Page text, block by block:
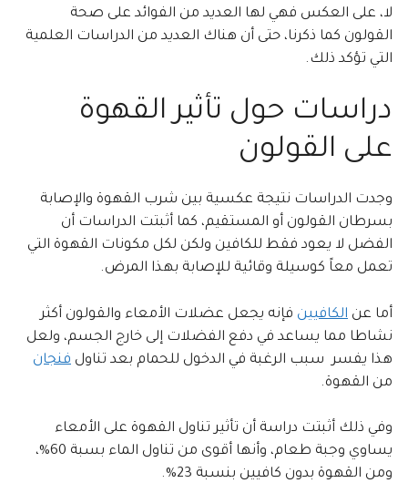
لا، على العكس فهي لها العديد من الفوائد على صحة
القولون كما ذكرنا، حتى أن هناك العديد من الدراسات العلمية
التي تؤكد ذلك.
دراسات حول تأثير القهوة
على القولون
وجدت الدراسات نتيجة عكسية بين شرب القهوة والإصابة
بسرطان القولون أو المستقيم، كما أثبتت الدراسات أن
الفضل لا يعود فقط للكافين ولكن لكل مكونات القهوة التي
تعمل معاً كوسيلة وقائية للإصابة بهذا المرض.
أما عن الكافيين فإنه يجعل عضلات الأمعاء والقولون أكثر
نشاطا مما يساعد في دفع الفضلات إلى خارج الجسم، ولعل
هذا يفسر سبب الرغبة في الدخول للحمام بعد تناول فنجان
من القهوة.
وفي ذلك أثبتت دراسة أن تأثير تناول القهوة على الأمعاء
يساوي وجبة طعام، وأنها أقوى من تناول الماء بسبة 60%،
ومن القهوة بدون كافيين بنسبة 23%.